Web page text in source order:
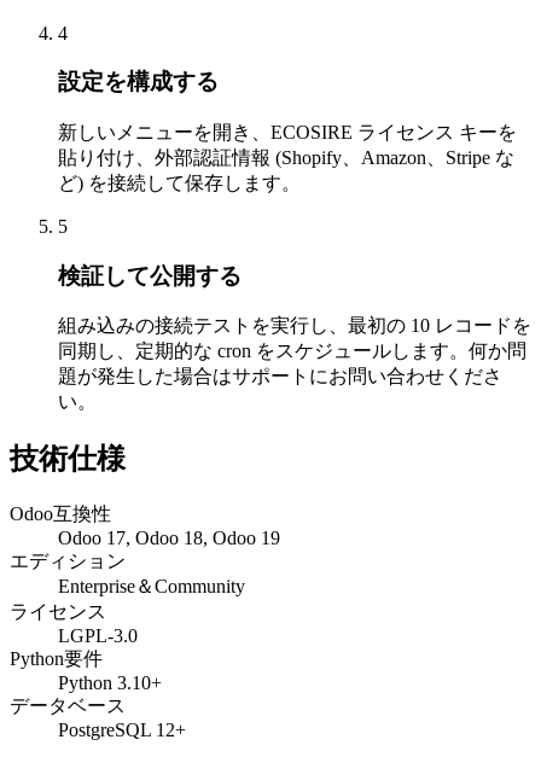
4
設定を構成する
新しいメニューを開き、ECOSIRE ライセンス キーを
貼り付け、外部認証情報 (Shopify、Amazon、Stripe な
ど) を接続して保存します。
5
検証して公開する
組み込みの接続テストを実行し、最初の 10 レコードを
同期し、定期的な cron をスケジュールします。何か問
題が発生した場合はサポートにお問い合わせくださ
い。
技術仕様
Odoo互換性
Odoo 17, Odoo 18, Odoo 19
エディション
Enterprise＆Community
ライセンス
LGPL-3.0
Python要件
Python 3.10+
データベース
PostgreSQL 12+